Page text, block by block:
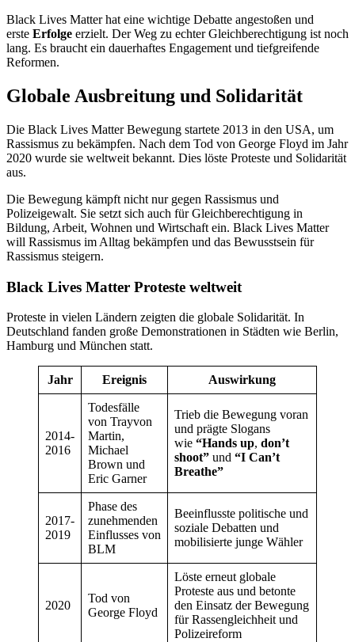
Black Lives Matter hat eine wichtige Debatte angestoßen und
erste Erfolge erzielt. Der Weg zu echter Gleichberechtigung ist noch
lang. Es braucht ein dauerhaftes Engagement und tiefgreifende
Reformen.
Globale Ausbreitung und Solidarität
Die Black Lives Matter Bewegung startete 2013 in den USA, um
Rassismus zu bekämpfen. Nach dem Tod von George Floyd im Jahr
2020 wurde sie weltweit bekannt. Dies löste Proteste und Solidarität
aus.
Die Bewegung kämpft nicht nur gegen Rassismus und
Polizeigewalt. Sie setzt sich auch für Gleichberechtigung in
Bildung, Arbeit, Wohnen und Wirtschaft ein. Black Lives Matter
will Rassismus im Alltag bekämpfen und das Bewusstsein für
Rassismus steigern.
Black Lives Matter Proteste weltweit
Proteste in vielen Ländern zeigten die globale Solidarität. In
Deutschland fanden große Demonstrationen in Städten wie Berlin,
Hamburg und München statt.
Jahr Ereignis Auswirkung
2014-
2016
Todesfälle
von Trayvon
Martin,
Michael
Brown und
Eric Garner
Trieb die Bewegung voran
und prägte Slogans
wie “Hands up, don’t
shoot” und “I Can’t
Breathe”
2017-
2019
Phase des
zunehmenden
Einflusses von
BLM
Beeinflusste politische und
soziale Debatten und
mobilisierte junge Wähler
2020
Tod von
George Floyd
Löste erneut globale
Proteste aus und betonte
den Einsatz der Bewegung
für Rassengleichheit und
Polizeireform